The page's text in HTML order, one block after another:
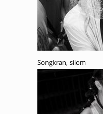
Songkran, silom